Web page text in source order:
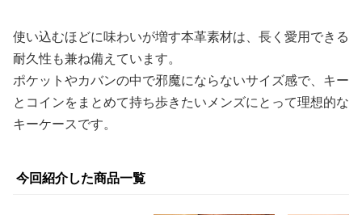
使い込むほどに味わいが増す本革素材は、長く愛用できる
耐久性も兼ね備えています。
ポケットやカバンの中で邪魔にならないサイズ感で、キー
とコインをまとめて持ち歩きたいメンズにとって理想的な
キーケースです。
今回紹介した商品一覧